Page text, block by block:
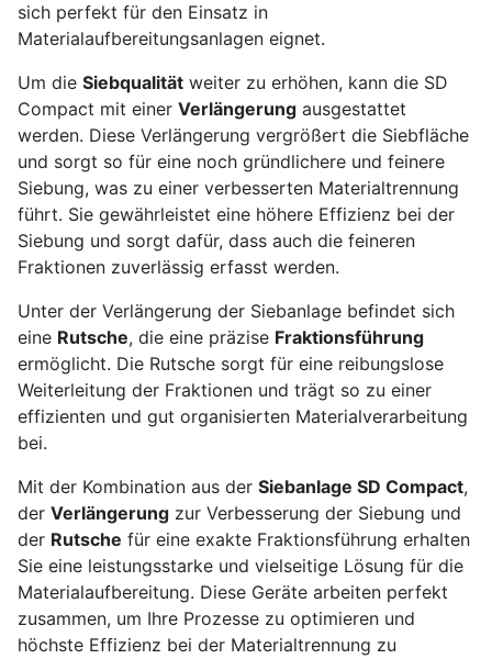
sich perfekt für den Einsatz in
Materialaufbereitungsanlagen eignet.
Um die Siebqualität weiter zu erhöhen, kann die SD
Compact mit einer Verlängerung ausgestattet
werden. Diese Verlängerung vergrößert die Siebfläche
und sorgt so für eine noch gründlichere und feinere
Siebung, was zu einer verbesserten Materialtrennung
führt. Sie gewährleistet eine höhere Effizienz bei der
Siebung und sorgt dafür, dass auch die feineren
Fraktionen zuverlässig erfasst werden.
Unter der Verlängerung der Siebanlage befindet sich
eine Rutsche, die eine präzise Fraktionsführung
ermöglicht. Die Rutsche sorgt für eine reibungslose
Weiterleitung der Fraktionen und trägt so zu einer
effizienten und gut organisierten Materialverarbeitung
bei.
Mit der Kombination aus der Siebanlage SD Compact,
der Verlängerung zur Verbesserung der Siebung und
der Rutsche für eine exakte Fraktionsführung erhalten
Sie eine leistungsstarke und vielseitige Lösung für die
Materialaufbereitung. Diese Geräte arbeiten perfekt
zusammen, um Ihre Prozesse zu optimieren und
höchste Effizienz bei der Materialtrennung zu